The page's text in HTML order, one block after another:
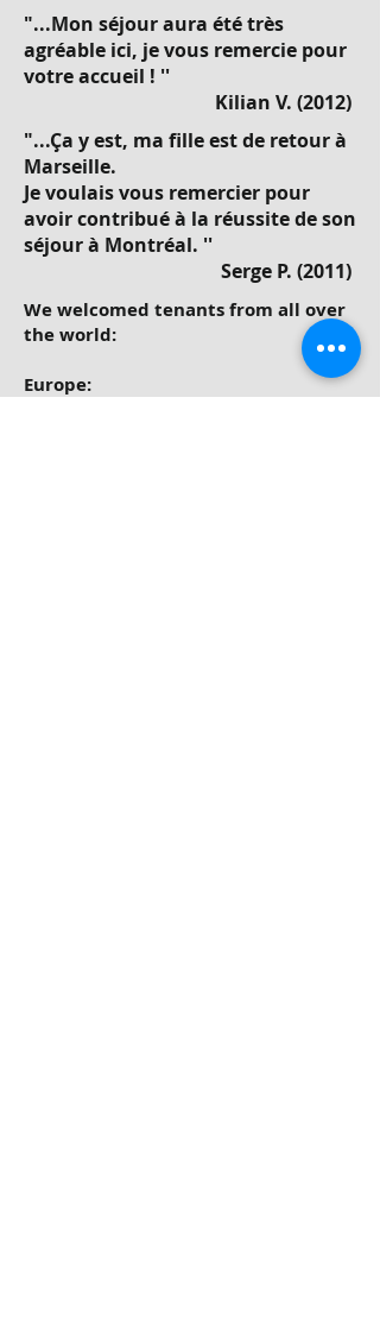
"...Mon séjour aura été très
agréable ici, je vous remercie pour
votre accueil ! ''
Kilian V. (2012)
"...Ça y est, ma fille est de retour à
Marseille.
Je voulais vous remercier pour
avoir contribué à la réussite de son
séjour à Montréal. ''
Serge P. (2011)
We welcomed tenants from all over
the world:
Europe: